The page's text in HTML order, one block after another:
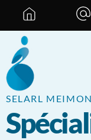
SELARL
Panneau de gestion